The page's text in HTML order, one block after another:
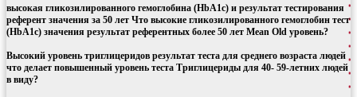
высокая гликозилированного гемоглобина (HbA1c) и результат тестирования
референт значения за 50 лет Что высокие гликозилированного гемоглобин тест
(HbA1c) значения результат референтных более 50 лет Mean Old уровень?
Высокий уровень триглицеридов результат теста для среднего возраста людей
что делает повышенный уровень теста Триглицериды для 40- 59-летних людей
в виду?